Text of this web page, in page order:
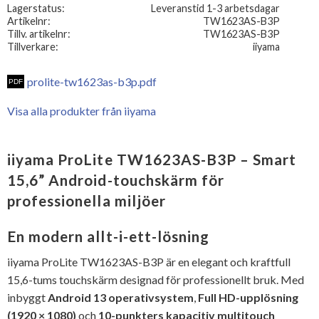
Lagerstatus
Leveranstid 1-3 arbetsdagar
Artikelnr
TW1623AS-B3P
Tillv. artikelnr
TW1623AS-B3P
Tillverkare
iiyama
prolite-tw1623as-b3p.pdf
Visa alla produkter från iiyama
iiyama ProLite TW1623AS-B3P – Smart
15,6” Android-touchskärm för
professionella miljöer
En modern allt-i-ett-lösning
iiyama ProLite TW1623AS-B3P är en elegant och kraftfull
15,6-tums touchskärm designad för professionellt bruk. Med
inbyggtAndroid 13 operativsystem, Full HD-upplösning
(1920 × 1080) och 10-punkters kapacitiv multitouch